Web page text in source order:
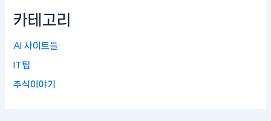
카테고리
AI 사이트들
IT팁
주식이야기